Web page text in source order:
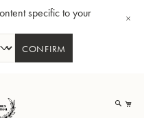
specific to your
CONFIRM